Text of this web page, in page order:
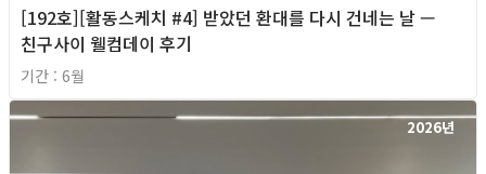
[192호][활동스케치 #4] 받았던 환대를 다시 건네는 날 —
친구사이 웰컴데이 후기
기간 : 6월
2026년